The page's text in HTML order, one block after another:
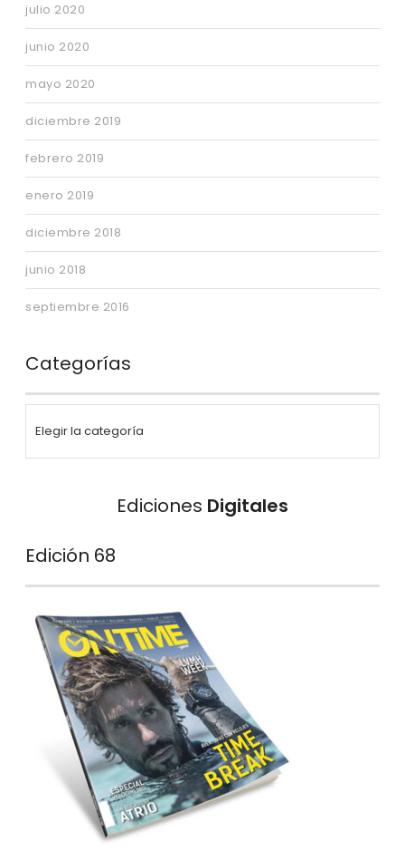
julio 2020
junio 2020
mayo 2020
diciembre 2019
febrero 2019
enero 2019
diciembre 2018
junio 2018
septiembre 2016
Categorías
Ediciones Digitales
Edición 68